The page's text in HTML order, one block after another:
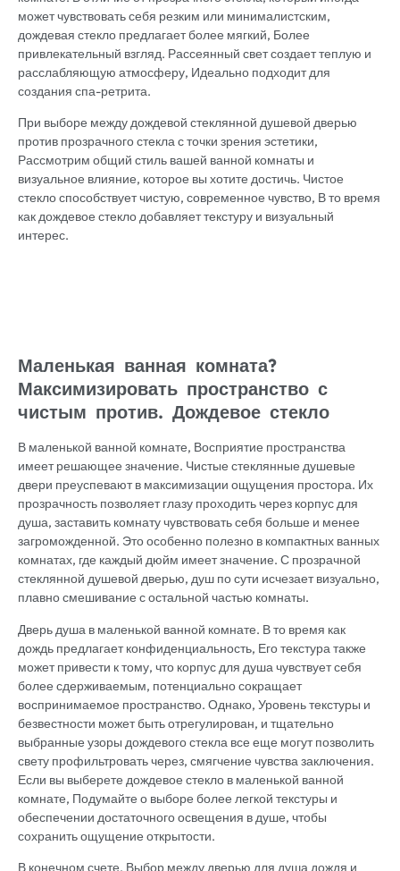
может чувствовать себя резким или минималистским,
дождевая стекло предлагает более мягкий, Более
привлекательный взгляд. Рассеянный свет создает теплую и
расслабляющую атмосферу, Идеально подходит для
создания спа-ретрита.
При выборе между дождевой стеклянной душевой дверью
против прозрачного стекла с точки зрения эстетики,
Рассмотрим общий стиль вашей ванной комнаты и
визуальное влияние, которое вы хотите достичь. Чистое
стекло способствует чистую, современное чувство, В то время
как дождевое стекло добавляет текстуру и визуальный
интерес.
Маленькая ванная комната?
Максимизировать пространство с
чистым против. Дождевое стекло
В маленькой ванной комнате, Восприятие пространства
имеет решающее значение. Чистые стеклянные душевые
двери преуспевают в максимизации ощущения простора. Их
прозрачность позволяет глазу проходить через корпус для
душа, заставить комнату чувствовать себя больше и менее
загроможденной. Это особенно полезно в компактных ванных
комнатах, где каждый дюйм имеет значение. С прозрачной
стеклянной душевой дверью, душ по сути исчезает визуально,
плавно смешивание с остальной частью комнаты.
Дверь душа в маленькой ванной комнате. В то время как
дождь предлагает конфиденциальность, Его текстура также
может привести к тому, что корпус для душа чувствует себя
более сдерживаемым, потенциально сокращает
воспринимаемое пространство. Однако, Уровень текстуры и
безвестности может быть отрегулирован, и тщательно
выбранные узоры дождевого стекла все еще могут позволить
свету профильтровать через, смягчение чувства заключения.
Если вы выберете дождевое стекло в маленькой ванной
комнате, Подумайте о выборе более легкой текстуры и
обеспечении достаточного освещения в душе, чтобы
сохранить ощущение открытости.
В конечном счете, Выбор между дверью для душа дождя и